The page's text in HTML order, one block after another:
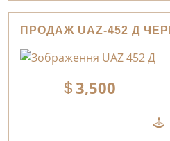
ПРОДАЖ UAZ-452 Д
3,500